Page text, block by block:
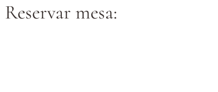
Reservar mesa: